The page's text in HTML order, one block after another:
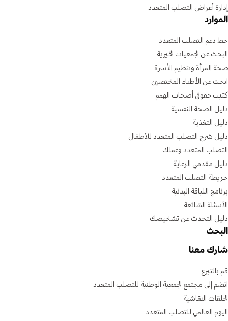
إدارة أعراض التصلب المتعدد
الموارد
خط دعم التصلب المتعدد
البحث عن الجمعيات الخيرية
صحة المرأة وتنظيم الأسرة
ابحث عن الأطباء المختصين
كتيب حقوق أصحاب الهمم
دليل الصحة النفسية
دليل التغذية
دليل شرح التصلب المتعدد للأطفال
التصلب المتعدد وعملك
دليل مقدمي الرعاية
خريطة التصلب المتعدد
برنامج اللياقة البدنية
الأسئلة الشائعة
دليل التحدث عن تشخيصك
البحث
شارك معنا
قم بالتبرع
انضم إلى مجتمع الجمعية الوطنية للتصلب المتعدد
الحلقات النقاشية
اليوم العالمي للتصلب المتعدد